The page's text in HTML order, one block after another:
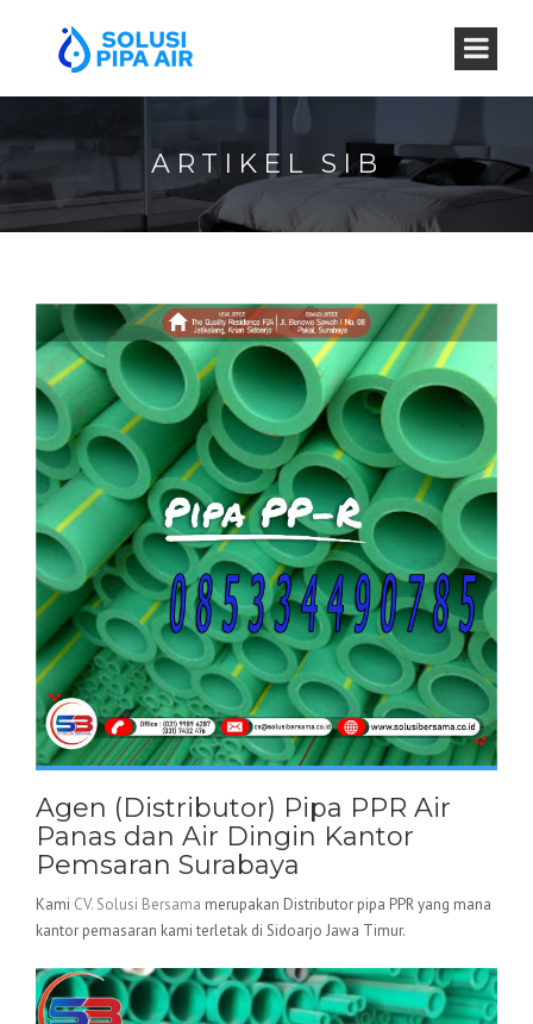
ARTIKEL SIB
Agen (Distributor) Pipa PPR Air
Panas dan Air Dingin Kantor
Pemsaran Surabaya
Kami CV. Solusi Bersama merupakan Distributor pipa PPR yang mana
kantor pemasaran kami terletak di Sidoarjo Jawa Timur.